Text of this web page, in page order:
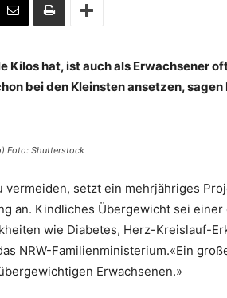
Kilos hat, ist auch als Erwachsener
bei den Kleinsten ansetzen, sagen
Foto: Shutterstock
setzt ein mehrjähriges
an. Kindliches Übergewicht sei einer
wie Diabetes, Herz-Kreislauf-
NRW-Familienministerium.«Ein
Erwachsenen.»